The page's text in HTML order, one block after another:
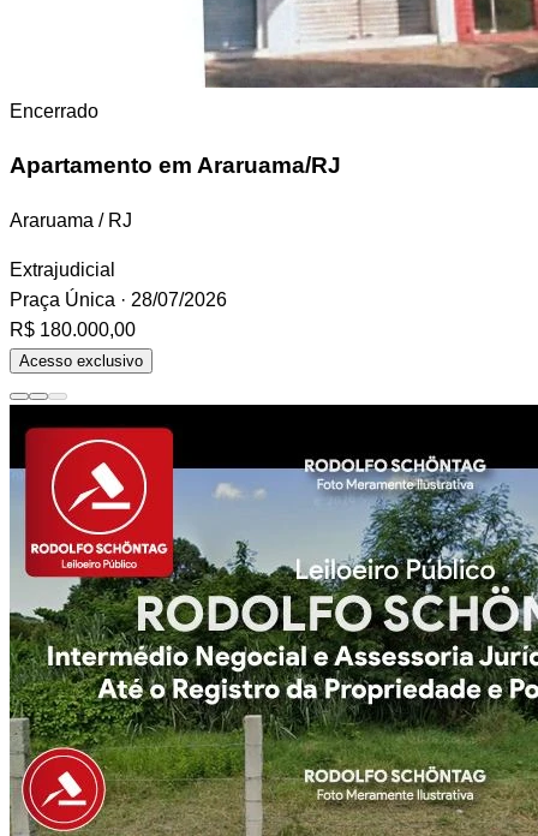
Encerrado
Apartamento em Araruama/RJ
Araruama / RJ
Extrajudicial
Praça Única · 28/07/2026
R$ 180.000,00
Acesso exclusivo